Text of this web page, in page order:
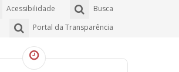
Busca
Acessibilidade
Portal da Transparência